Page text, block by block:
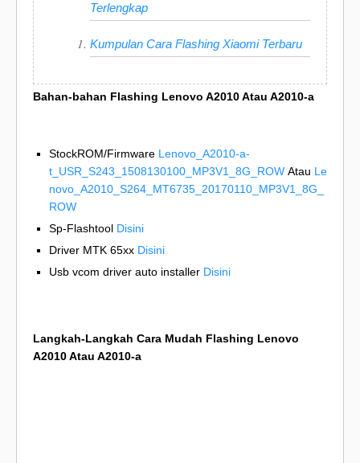
Terlengkap
Kumpulan Cara Flashing Xiaomi Terbaru
Bahan-bahan Flashing Lenovo A2010 Atau A2010-a
StockROM/Firmware Lenovo_A2010-a-
t_USR_S243_1508130100_MP3V1_8G_ROW Atau Le
novo_A2010_S264_MT6735_20170110_MP3V1_8G_
ROW
Sp-Flashtool Disini
Driver MTK 65xx Disini
Usb vcom driver auto installer Disini
Langkah-Langkah Cara Mudah Flashing Lenovo
A2010 Atau A2010-a